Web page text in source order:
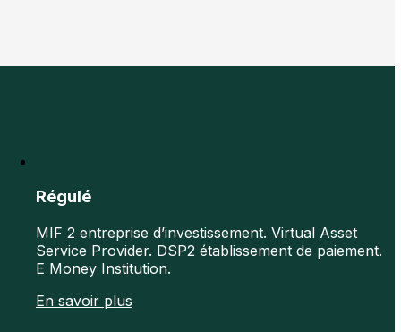
Régulé
MIF 2 entreprise d’investissement. Virtual Asset
Service Provider. DSP2 établissement de paiement.
E Money Institution.
En savoir plus